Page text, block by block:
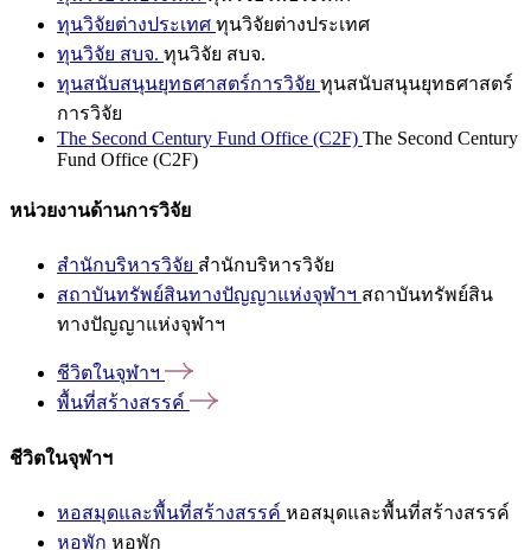
ทุนวิจัยต่างประเทศ ทุนวิจัยต่างประเทศ
ทุนวิจัย สบจ. ทุนวิจัย สบจ.
ทุนสนับสนุนยุทธศาสตร์การวิจัย ทุนสนับสนุนยุทธศาสตร์
การวิจัย
The Second Century Fund Office (C2F) The Second Century
Fund Office (C2F)
หน่วยงานด้านการวิจัย
สำนักบริหารวิจัย สำนักบริหารวิจัย
สถาบันทรัพย์สินทางปัญญาแห่งจุฬาฯ สถาบันทรัพย์สิน
ทางปัญญาแห่งจุฬาฯ
ชีวิตในจุฬาฯ
พื้นที่สร้างสรรค์
ชีวิตในจุฬาฯ
หอสมุดและพื้นที่สร้างสรรค์ หอสมุดและพื้นที่สร้างสรรค์
หอพัก หอพัก